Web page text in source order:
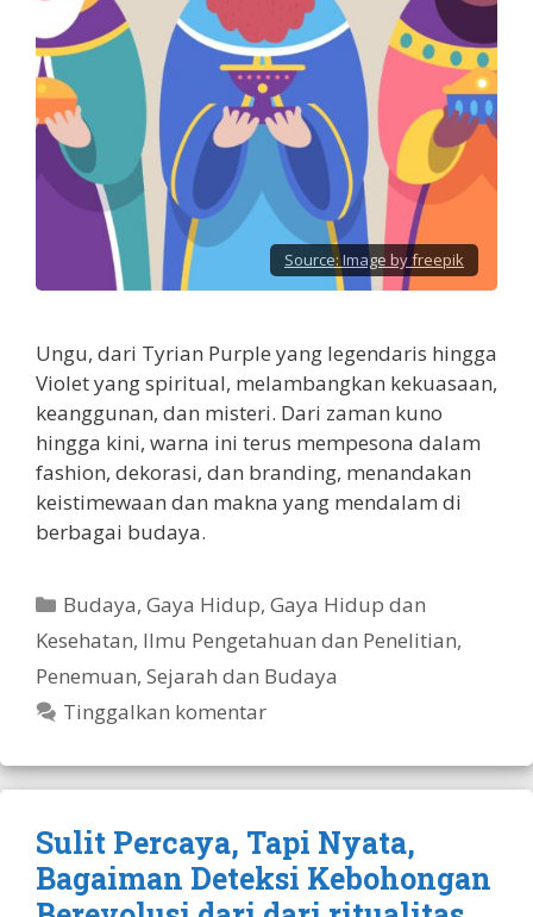
Source:Image by freepik
Ungu, dari Tyrian Purple yang legendaris hingga
Violet yang spiritual, melambangkan kekuasaan,
keanggunan, dan misteri. Dari zaman kuno
hingga kini, warna ini terus mempesona dalam
fashion, dekorasi, dan branding, menandakan
keistimewaan dan makna yang mendalam di
berbagai budaya.
Kategori
Budaya,Gaya Hidup,Gaya Hidup dan
Kesehatan, Ilmu Pengetahuan dan Penelitian,
Penemuan, Sejarah dan Budaya
Tinggalkan komentar
Sulit Percaya, Tapi Nyata,
Bagaiman Deteksi Kebohongan